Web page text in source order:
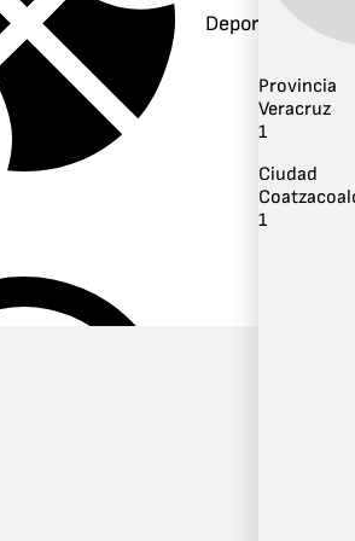
Deportes
Provincia
Veracruz
1
Ciudad
1